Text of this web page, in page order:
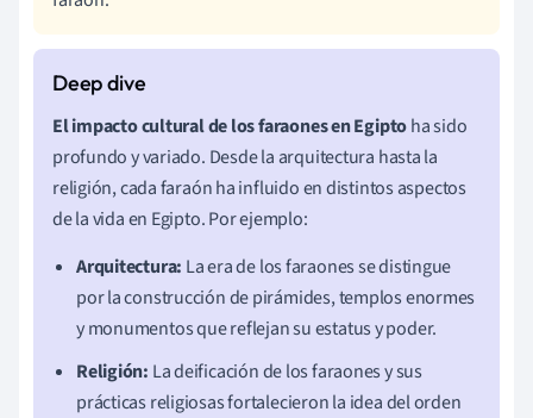
El impacto cultural de los faraones en Egiptoha sido
profundo y variado. Desde la arquitectura hasta la
religión, cada faraón ha influido en distintos aspectos
de la vida en Egipto. Por ejemplo:
Arquitectura: La era de los faraones se distingue
por la construcción de pirámides, templos enormes
y monumentos que reflejan su estatus y poder.
Religión: La deificación de los faraones y sus
prácticas religiosas fortalecieron la idea del orden